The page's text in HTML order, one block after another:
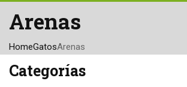
Arenas
HomeGatosArenas
Categorías